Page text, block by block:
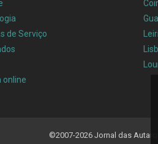
de Serviço
online
©2007-2026 Jornal das